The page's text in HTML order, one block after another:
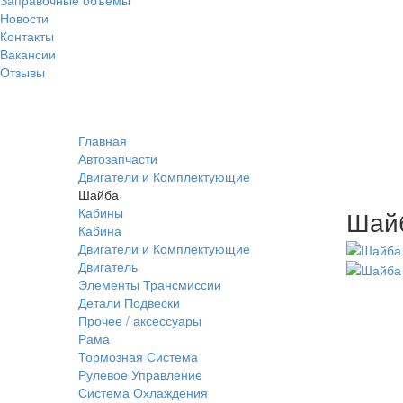
Новости
Контакты
Вакансии
Отзывы
Главная
Автозапчасти
Двигатели и Комплектующие
Шайба
Кабины
Кабина
Двигатели и Комплектующие
Двигатель
Элементы Трансмиссии
Детали Подвески
Прочее / аксессуары
Рама
Тормозная Система
Рулевое Управление
Система Охлаждения